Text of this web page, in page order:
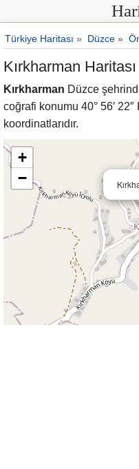
Türkiye Haritası » Düzce »
Kırkharman
Kırkharman Düzce
coğrafi konumu 40° 56′
koordinatlarıdır.
+
−